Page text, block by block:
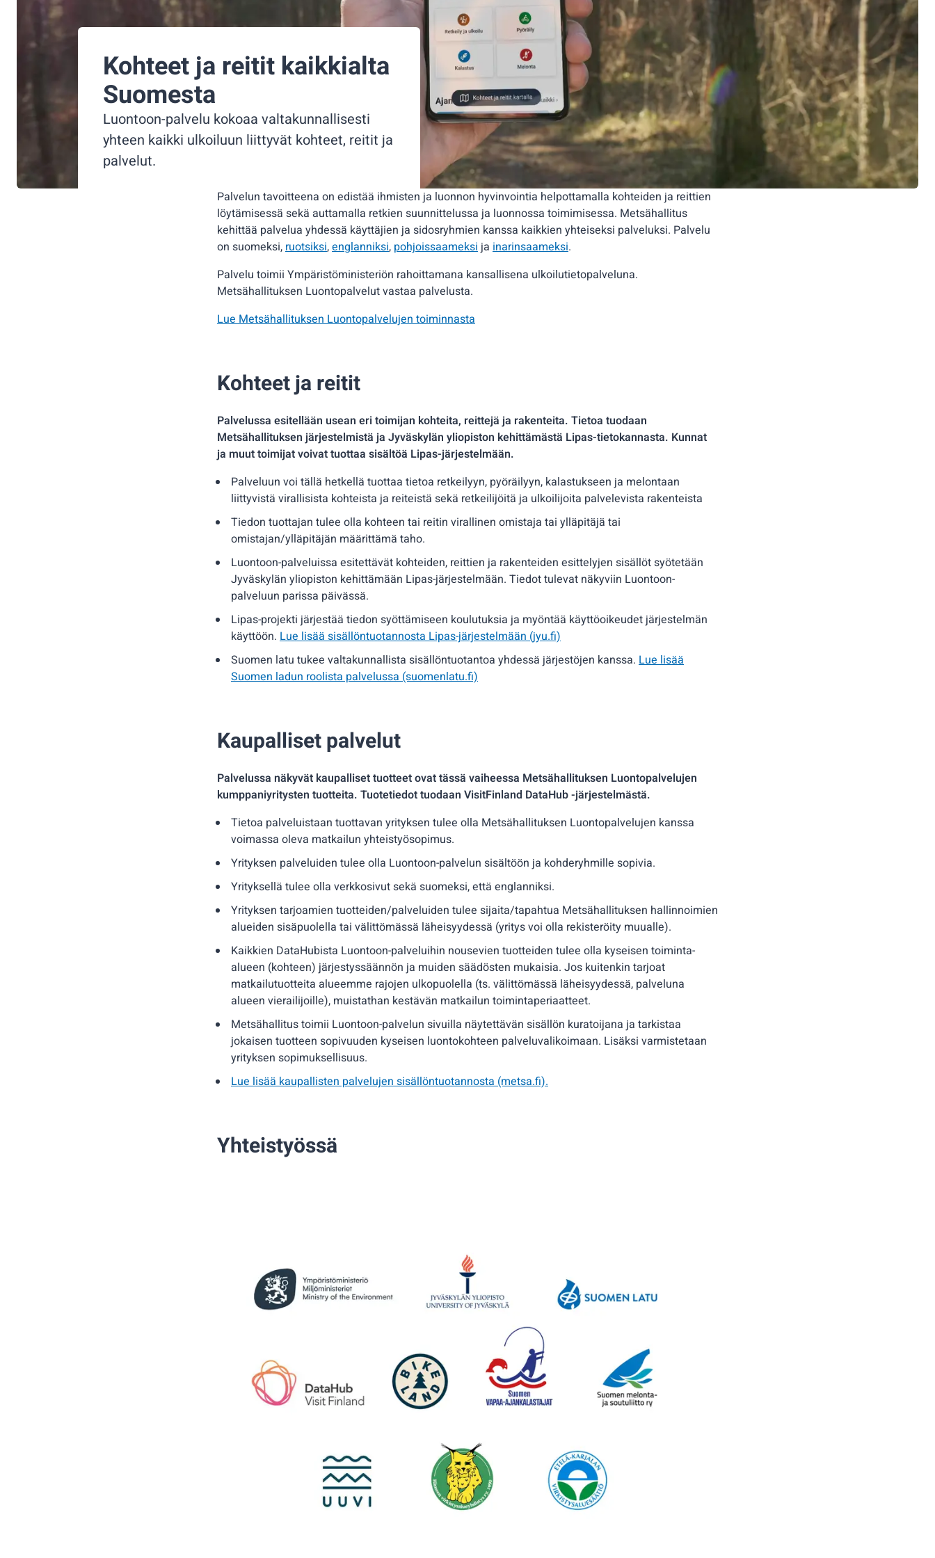
Kohteet ja reitit kaikkialta
Suomesta
Luontoon-palvelu kokoaa valtakunnallisesti
yhteen kaikki ulkoiluun liittyvät kohteet, reitit ja
palvelut.
Palvelun tavoitteena on edistää ihmisten ja luonnon hyvinvointia helpottamalla kohteiden ja reittien
löytämisessä sekä auttamalla retkien suunnittelussa ja luonnossa toimimisessa. Metsähallitus
kehittää palvelua yhdessä käyttäjien ja sidosryhmien kanssa kaikkien yhteiseksi palveluksi. Palvelu
on suomeksi,ruotsiksi,englanniksi, pohjoissaameksi ja inarinsaameksi.
Palvelu toimii Ympäristöministeriön rahoittamana kansallisena ulkoilutietopalveluna.
Metsähallituksen Luontopalvelut vastaa palvelusta.
Lue Metsähallituksen Luontopalvelujen toiminnasta
Kohteet ja reitit
Palvelussa esitellään usean eri toimijan kohteita, reittejä ja rakenteita. Tietoa tuodaan
Metsähallituksen järjestelmistä ja Jyväskylän yliopiston kehittämästä Lipas-tietokannasta. Kunnat
ja muut toimijat voivat tuottaa sisältöä Lipas-järjestelmään.
Palveluun voi tällä hetkellä tuottaa tietoa retkeilyyn, pyöräilyyn, kalastukseen ja melontaan
liittyvistä virallisista kohteista ja reiteistä sekä retkeilijöitä ja ulkoilijoita palvelevista rakenteista
Tiedon tuottajan tulee olla kohteen tai reitin virallinen omistaja tai ylläpitäjä tai
omistajan/ylläpitäjän määrittämä taho.
Luontoon-palveluissa esitettävät kohteiden, reittien ja rakenteiden esittelyjen sisällöt syötetään
Jyväskylän yliopiston kehittämään Lipas-järjestelmään. Tiedot tulevat näkyviin Luontoon-
palveluun parissa päivässä.
Lipas-projekti järjestää tiedon syöttämiseen koulutuksia ja myöntää käyttöoikeudet järjestelmän
käyttöön. Lue lisää sisällöntuotannosta Lipas-järjestelmään (jyu.fi)
Suomen latu tukee valtakunnallista sisällöntuotantoa yhdessä järjestöjen kanssa. Lue lisää
Suomen ladun roolista palvelussa (suomenlatu.fi)
Kaupalliset palvelut
Palvelussa näkyvät kaupalliset tuotteet ovat tässä vaiheessa Metsähallituksen Luontopalvelujen
kumppaniyritysten tuotteita. Tuotetiedot tuodaan VisitFinland DataHub -järjestelmästä.
Tietoa palveluistaan tuottavan yrityksen tulee olla Metsähallituksen Luontopalvelujen kanssa
voimassa oleva matkailun yhteistyösopimus.
Yrityksen palveluiden tulee olla Luontoon-palvelun sisältöön ja kohderyhmille sopivia.
Yrityksellä tulee olla verkkosivut sekä suomeksi, että englanniksi.
Yrityksen tarjoamien tuotteiden/palveluiden tulee sijaita/tapahtua Metsähallituksen hallinnoimien
alueiden sisäpuolella tai välittömässä läheisyydessä (yritys voi olla rekisteröity muualle).
Kaikkien DataHubista Luontoon-palveluihin nousevien tuotteiden tulee olla kyseisen toiminta-
alueen (kohteen) järjestyssäännön ja muiden säädösten mukaisia. Jos kuitenkin tarjoat
matkailutuotteita alueemme rajojen ulkopuolella (ts. välittömässä läheisyydessä, palveluna
alueen vierailijoille), muistathan kestävän matkailun toimintaperiaatteet.
Metsähallitus toimii Luontoon-palvelun sivuilla näytettävän sisällön kuratoijana ja tarkistaa
jokaisen tuotteen sopivuuden kyseisen luontokohteen palveluvalikoimaan. Lisäksi varmistetaan
yrityksen sopimuksellisuus.
Lue lisää kaupallisten palvelujen sisällöntuotannosta (metsa.fi).
Yhteistyössä